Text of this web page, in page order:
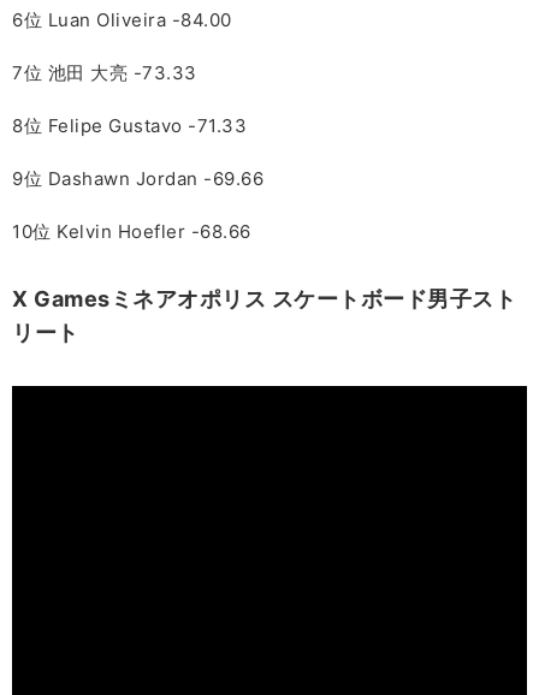
6位 Luan Oliveira -84.00
7位 池田 大亮 -73.33
8位 Felipe Gustavo -71.33
9位 Dashawn Jordan -69.66
10位 Kelvin Hoefler -68.66
X Gamesミネアオポリス スケートボード男子スト
リート